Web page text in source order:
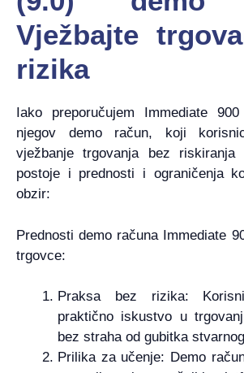
Vježbajte
rizika
Iako preporučujem Immediate
njegov demo račun, koji
vježbanje trgovanja bez riskiranja
postoje i prednosti i ograničenja
obzir:
Prednosti demo računa Immediate
trgovce:
Praksa bez rizika:
praktično iskustvo u
bez straha od gubitka
Prilika za učenje: Demo